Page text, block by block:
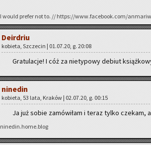
I would pre­fer not to. // https://www.facebook.com/
De­ir­driu
ko­bie­ta, Szcze­cin | 01.07.20, g. 20:08
Gra­tu­la­cje! I cóż za nie­ty­po­wy de­biut
ni­ne­din
ko­bie­ta, 53 lata, Kra­ków | 02.07.20, g. 00:15
Ja już sobie za­mó­wi­łam i teraz tylko cze­kam,
ninedin.home.blog